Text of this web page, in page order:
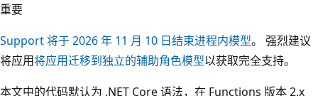
重要
Support 将于 2026 年 11 月 10 日结束进程内模型。 强烈建议
将应用将应用迁移到独立的辅助角色模型以获取完全支持。
本文中的代码默认为 .NET Core 语法，在 Functions 版本 2.x